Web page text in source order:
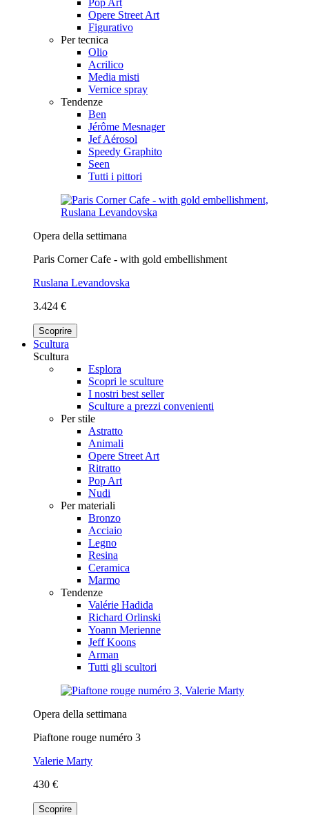
Opere Street Art
Figurativo
Per tecnica
Olio
Acrilico
Media misti
Vernice spray
Tendenze
Ben
Jérôme Mesnager
Jef Aérosol
Speedy Graphito
Seen
Tutti i pittori
Opera della settimana
Paris Corner Cafe - with gold embellishment
Ruslana Levandovska
3.424 €
Scoprire
Scultura
Scultura
Esplora
Scopri le sculture
I nostri best seller
Sculture a prezzi convenienti
Per stile
Astratto
Animali
Opere Street Art
Ritratto
Pop Art
Nudi
Per materiali
Bronzo
Acciaio
Legno
Resina
Ceramica
Marmo
Tendenze
Valérie Hadida
Richard Orlinski
Yoann Merienne
Jeff Koons
Arman
Tutti gli scultori
Opera della settimana
Piaftone rouge numéro 3
Valerie Marty
430 €
Scoprire